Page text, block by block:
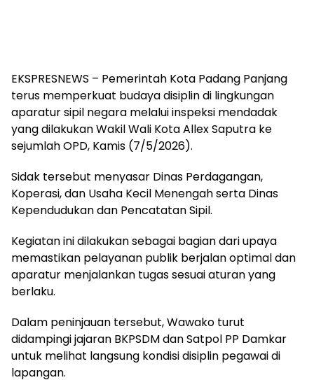
EKSPRESNEWS – Pemerintah Kota Padang Panjang
terus memperkuat budaya disiplin di lingkungan
aparatur sipil negara melalui inspeksi mendadak
yang dilakukan Wakil Wali Kota Allex Saputra ke
sejumlah OPD, Kamis (7/5/2026).
Sidak tersebut menyasar Dinas Perdagangan,
Koperasi, dan Usaha Kecil Menengah serta Dinas
Kependudukan dan Pencatatan Sipil.
Kegiatan ini dilakukan sebagai bagian dari upaya
memastikan pelayanan publik berjalan optimal dan
aparatur menjalankan tugas sesuai aturan yang
berlaku.
Dalam peninjauan tersebut, Wawako turut
didampingi jajaran BKPSDM dan Satpol PP Damkar
untuk melihat langsung kondisi disiplin pegawai di
lapangan.